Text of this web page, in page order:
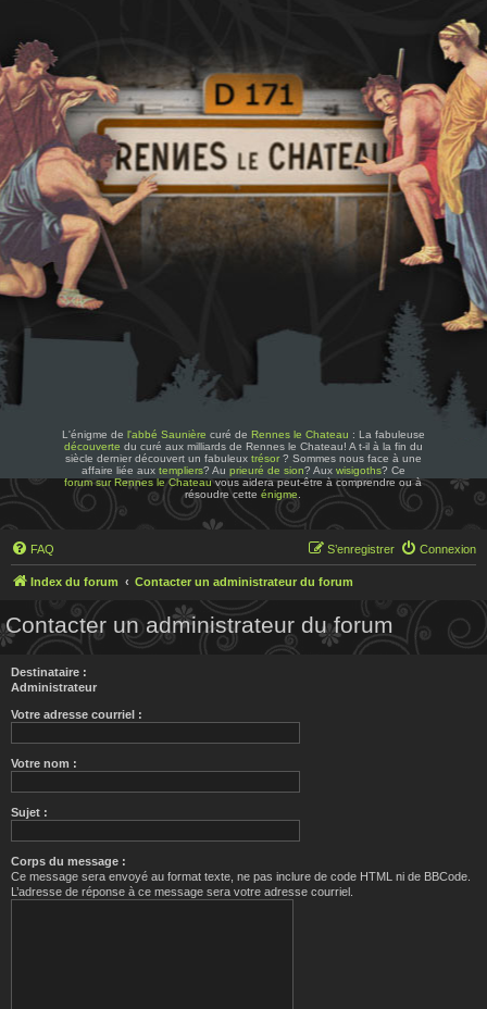
L'énigme de l'abbé Saunière curé de Rennes le Chateau : La fabuleuse
découverte du curé aux milliards de Rennes le Chateau! A t-il à la fin du
siècle dernier découvert un fabuleux trésor? Sommes nous face à une
affaire liée aux templiers? Au prieuré de sion? Aux wisigoths? Ce
forum sur Rennes le Chateauvous aidera peut-être à comprendre ou à
résoudre cetteénigme
FAQ Connexion
S’enregistrer
Index du forum Contacter un administrateur du forum
Contacter un administrateur du forum
Destinataire :
Administrateur
Votre adresse courriel :
Votre nom :
Sujet :
Corps du message :
Ce message sera envoyé au format texte, ne pas inclure de code HTML ni de BBCode.
L’adresse de réponse à ce message sera votre adresse courriel.